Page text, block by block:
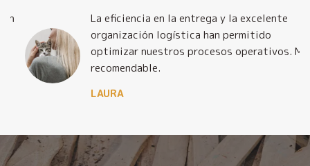
La eficiencia en la entrega y la excelente
organización logística han permitido
optimizar nuestros procesos operativos. Muy
recomendable.
LAURA